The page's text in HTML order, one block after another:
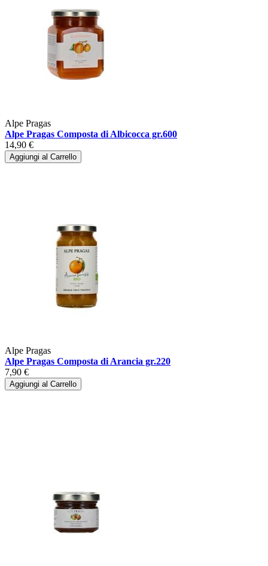
Alpe Pragas
Alpe Pragas Composta di Albicocca gr.600
14,90 €
Aggiungi al Carrello
Alpe Pragas
Alpe Pragas Composta di Arancia gr.220
7,90 €
Aggiungi al Carrello